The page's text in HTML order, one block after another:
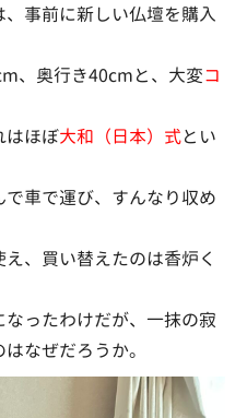
事前に新しい仏壇を購入
、奥行き40cmと、大変コ
はほぼ大和（日本）式とい
車で運び、すんなり収め
、買い替えたのは香炉く
なったわけだが、一抹の寂
なぜだろうか。